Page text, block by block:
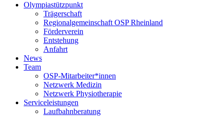
Olympiastützpunkt
Trägerschaft
Regionalgemeinschaft OSP Rheinland
Förderverein
Entstehung
Anfahrt
News
Team
OSP-Mitarbeiter*innen
Netzwerk Medizin
Netzwerk Physiotherapie
Serviceleistungen
Laufbahnberatung